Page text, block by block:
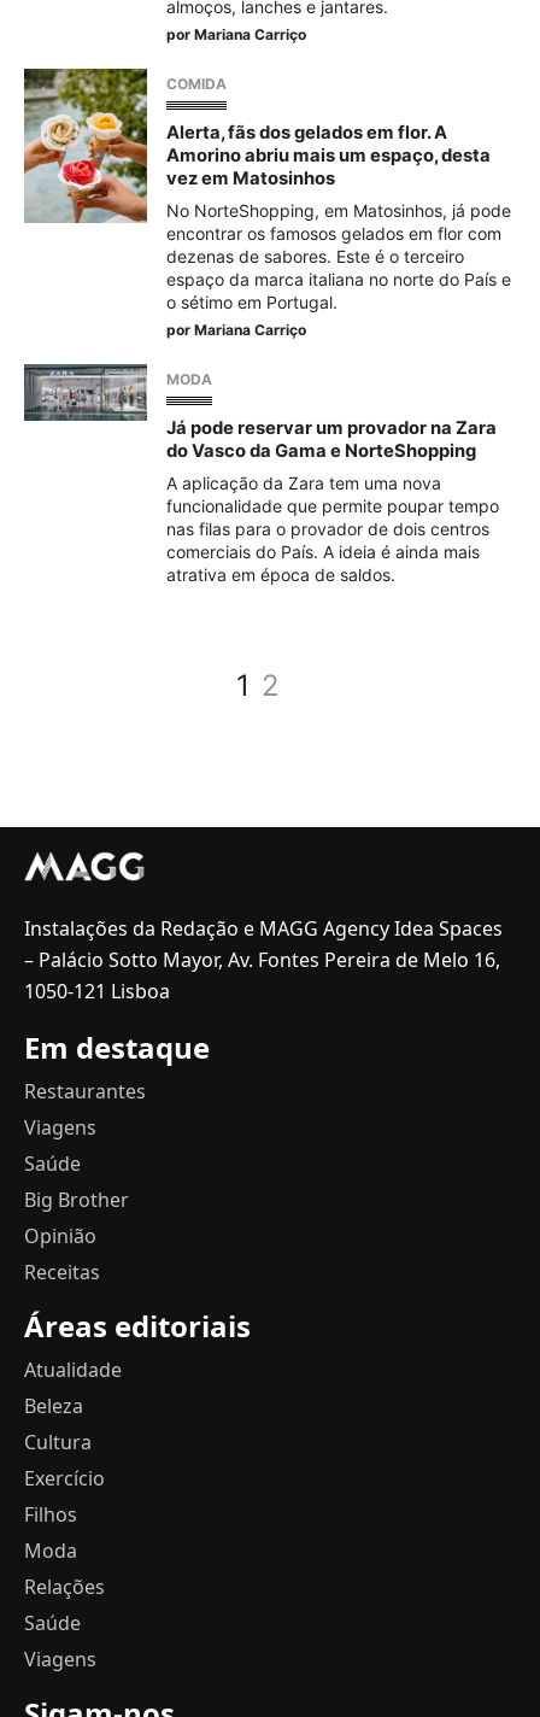
almoços, lanches e jantares.
por Mariana Carriço
COMIDA
Alerta, fãs dos gelados em flor. A
Amorino abriu mais um espaço, desta
vez em Matosinhos
No NorteShopping, em Matosinhos, já pode
encontrar os famosos gelados em flor com
dezenas de sabores. Este é o terceiro
espaço da marca italiana no norte do País e
o sétimo em Portugal.
por Mariana Carriço
MODA
Já pode reservar um provador na Zara
do Vasco da Gama e NorteShopping
A aplicação da Zara tem uma nova
funcionalidade que permite poupar tempo
nas filas para o provador de dois centros
comerciais do País. A ideia é ainda mais
atrativa em época de saldos.
1 2
Instalações da Redação e MAGG Agency Idea Spaces
– Palácio Sotto Mayor, Av. Fontes Pereira de Melo 16,
1050-121 Lisboa
Em destaque
Restaurantes
Viagens
Saúde
Big Brother
Opinião
Receitas
Áreas editoriais
Atualidade
Beleza
Cultura
Exercício
Filhos
Moda
Relações
Saúde
Viagens